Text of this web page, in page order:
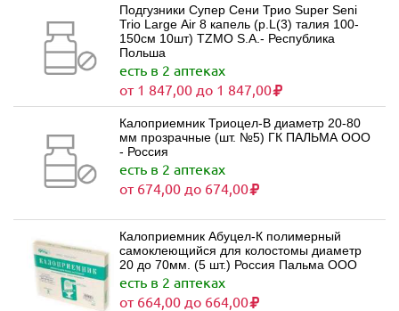
Подгузники Супер Сени Трио Super Seni
Trio Large Air 8 капель (р.L(3) талия 100-
150см 10шт) TZMO S.A.- Республика
Польша
есть в 2 аптеках
от 1 847,00 до 1 847,00
Калоприемник Триоцел-В диаметр 20-80
мм прозрачные (шт. №5) ГК ПАЛЬМА ООО
- Россия
есть в 2 аптеках
от 674,00 до 674,00
Калоприемник Абуцел-К полимерный
самоклеющийся для колостомы диаметр
20 до 70мм. (5 шт.) Россия Пальма ООО
есть в 2 аптеках
от 664,00 до 664,00